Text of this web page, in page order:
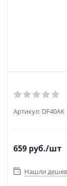
Артикул: DF40AK
659 руб./шт
Нашли